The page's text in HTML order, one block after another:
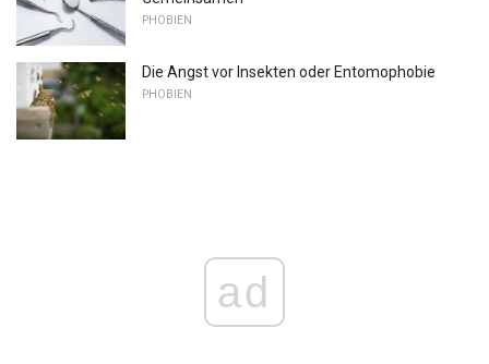
PHOBIEN
Die Angst vor Insekten oder Entomophobie
PHOBIEN
ad